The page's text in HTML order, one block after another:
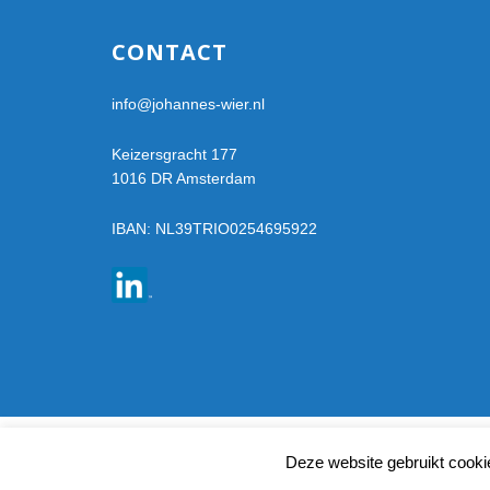
CONTACT
info@johannes-wier.nl
Keizersgracht 177
1016 DR Amsterdam
IBAN: NL39TRIO0254695922
Deze website gebruikt